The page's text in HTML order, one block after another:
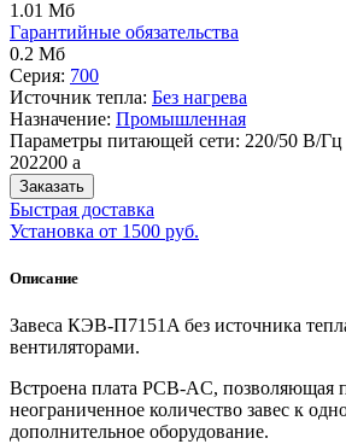
1.01 Мб
Гарантийные обязательства
0.2 Мб
Серия: 700
Источник тепла: Без нагрева
Назначение: Промышленная
Параметры питающей сети: 220/50 В/Гц
202200 a
Заказать
Быстрая доставка
Установка от 1500 руб.
Описание
Завеса КЭВ-П7151A без источника
вентиляторами.
Встроена плата PCB-AC, позволяющая
неограниченное количество завес к
дополнительное оборудование.